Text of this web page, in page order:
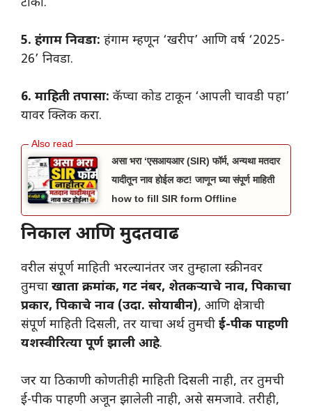
5. हंगाम निवडा: हंगाम म्हणून ‘खरीप’ आणि वर्ष ‘2025-
26’ निवडा.
6. माहिती तपासा: कॅप्चा कोड टाकून ‘आपली चावडी पहा’
यावर क्लिक करा.
असा भरा ‘एसआयआर (SIR) फॉर्म, अन्यथा मतदार
यादीतून नाव होईल कट! जाणून घ्या संपूर्ण माहिती
how to fill SIR form Offline
निकाल आणि मुदतवाढ
वरील संपूर्ण माहिती भरल्यानंतर जर तुम्हाला स्क्रीनवर
तुमचा खाता क्रमांक, गट नंबर, शेतकऱ्याचे नाव, पिकाचा
प्रकार, पिकाचे नाव (उदा. सोयाबीन), आणि क्षेत्राची
संपूर्ण माहिती दिसली, तर याचा अर्थ तुमची ई-पीक पाहणी
यशस्वीरित्या पूर्ण झाली आहे.
जर या ठिकाणी कोणतीही माहिती दिसली नाही, तर तुमची
ई-पीक पाहणी अजून झालेली नाही, असे समजावे. तरीही,